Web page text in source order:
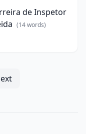
de Inspetor
(14words)